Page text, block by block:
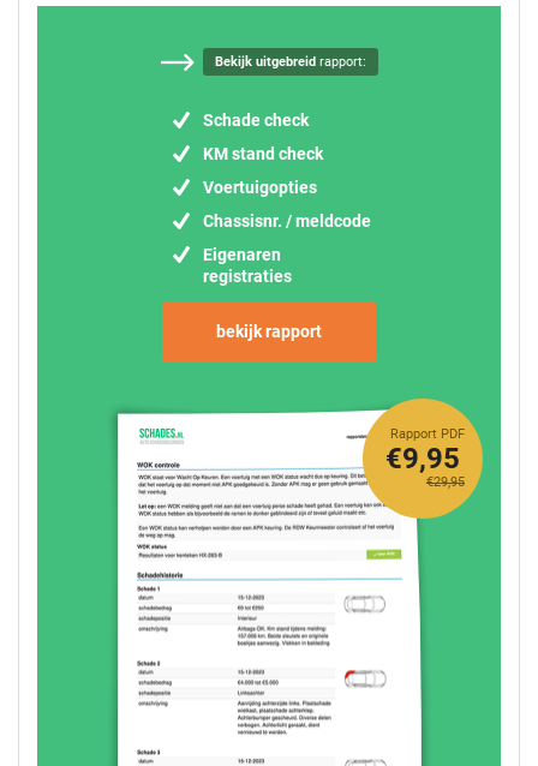
Bekijk uitgebreidrapport:
Schade check
KM stand check
Voertuigopties
Chassisnr. / meldcode
Eigenaren
registraties
bekijk rapport
Rapport PDF
€29,95
€9,95